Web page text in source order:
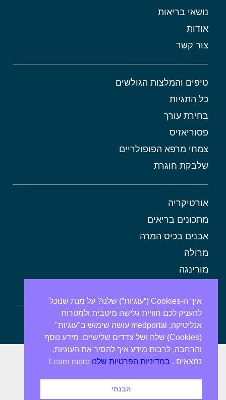
נושאי בריאות
אודות
צור קשר
טיפים והמלצות הגולשים
כל התגיות
בחירת עורך
פסוריאזיס
צמחי מרפא הפופולריים
שלבקת חוגרת
אורטיקריה
מתכונים בריאים
אבנים בכיס המרה
מרולה
מורינגה
ספירולינה
איך ה-Cookies (“עוגיות”) שלנו? על מנת שנוכל
להעניק לכם חוויית גלישה מיטבית ולמטרות
אנליטיקה, medportal עושה שימוש ב"עוגיות"
(Cookies) שלה ושל צדדים שלישיים. מידע נוסף
והרחבה, לרבות מידע איך להסיר את העוגיות,
נמצאים . במדיניות הפרטיות שלנו Learn more
הבנתי